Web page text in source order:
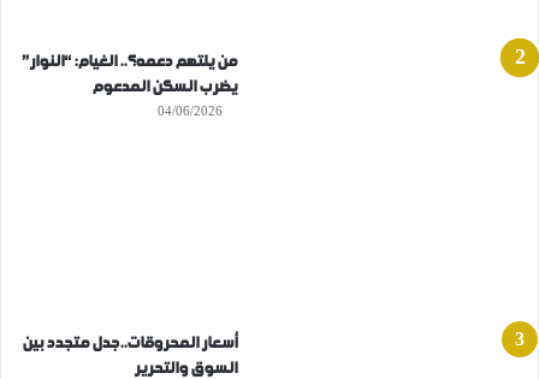
من يلتهم دعمه؟.. الغيام: “النوار”
يضرب السكن المدعوم
04/06/2026
أسعار المحروقات..جدل متجدد بين
السوق والتحرير